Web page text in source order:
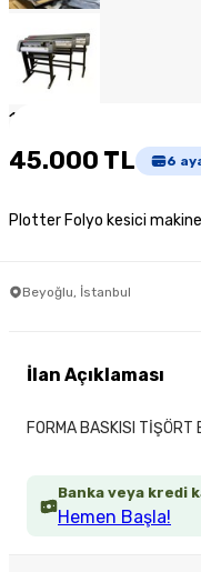
1
45.000 TL 6
Plotter Folyo kesici
Beyoğlu, İstanbul
Banka veya kredi
Hemen Başla!
İlan Açıklaması
FORMA BASKISI